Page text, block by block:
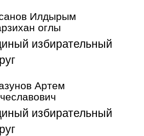
Илдырым
оглы
избирательный
Артем
избирательный